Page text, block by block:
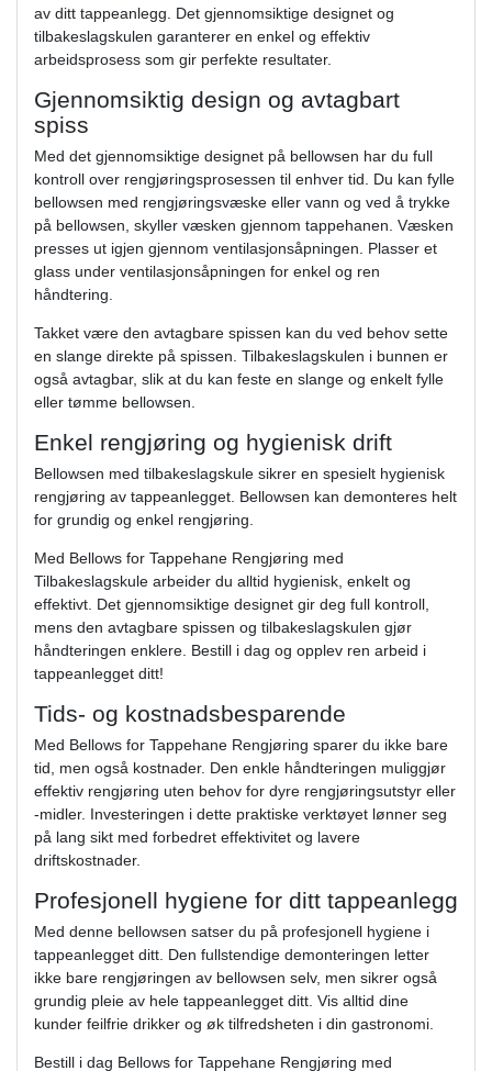
av ditt tappeanlegg. Det gjennomsiktige designet og
tilbakeslagskulen garanterer en enkel og effektiv
arbeidsprosess som gir perfekte resultater.
Gjennomsiktig design og avtagbart
spiss
Med det gjennomsiktige designet på bellowsen har du full
kontroll over rengjøringsprosessen til enhver tid. Du kan fylle
bellowsen med rengjøringsvæske eller vann og ved å trykke
på bellowsen, skyller væsken gjennom tappehanen. Væsken
presses ut igjen gjennom ventilasjonsåpningen. Plasser et
glass under ventilasjonsåpningen for enkel og ren
håndtering.
Takket være den avtagbare spissen kan du ved behov sette
en slange direkte på spissen. Tilbakeslagskulen i bunnen er
også avtagbar, slik at du kan feste en slange og enkelt fylle
eller tømme bellowsen.
Enkel rengjøring og hygienisk drift
Bellowsen med tilbakeslagskule sikrer en spesielt hygienisk
rengjøring av tappeanlegget. Bellowsen kan demonteres helt
for grundig og enkel rengjøring.
Med Bellows for Tappehane Rengjøring med
Tilbakeslagskule arbeider du alltid hygienisk, enkelt og
effektivt. Det gjennomsiktige designet gir deg full kontroll,
mens den avtagbare spissen og tilbakeslagskulen gjør
håndteringen enklere. Bestill i dag og opplev ren arbeid i
tappeanlegget ditt!
Tids- og kostnadsbesparende
Med Bellows for Tappehane Rengjøring sparer du ikke bare
tid, men også kostnader. Den enkle håndteringen muliggjør
effektiv rengjøring uten behov for dyre rengjøringsutstyr eller
-midler. Investeringen i dette praktiske verktøyet lønner seg
på lang sikt med forbedret effektivitet og lavere
driftskostnader.
Profesjonell hygiene for ditt tappeanlegg
Med denne bellowsen satser du på profesjonell hygiene i
tappeanlegget ditt. Den fullstendige demonteringen letter
ikke bare rengjøringen av bellowsen selv, men sikrer også
grundig pleie av hele tappeanlegget ditt. Vis alltid dine
kunder feilfrie drikker og øk tilfredsheten i din gastronomi.
Bestill i dag Bellows for Tappehane Rengjøring med